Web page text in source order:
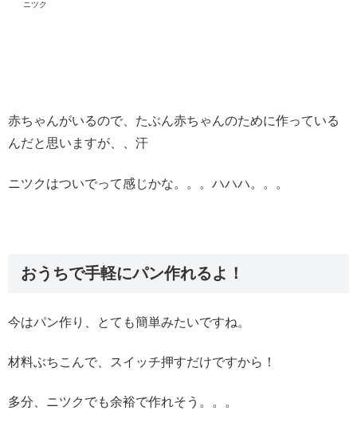
ニツク
赤ちゃんがいるので、たぶん赤ちゃんのために作っている
んだと思いますが、、汗
ニツクはついでって感じかな。。。ハハハ。。。
おうちで手軽にパン作れるよ！
今はパン作り、とても簡単みたいですね。
材料ぶちこんで、スイッチ押すだけですから！
多分、ニツクでも余裕で作れそう。。。